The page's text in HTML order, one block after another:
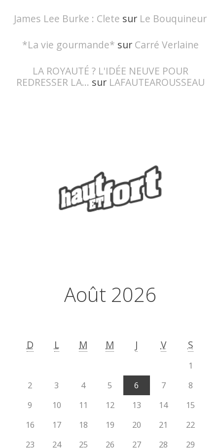
James Lee Burke : Clete sur Le Bouquineur
*La vie gourmande* sur Carré Verlaine
LA ROYAUTÉ ? L'IDÉE NEUVE POUR
REDRESSER LA... sur LAFAUTEAROUSSEAU
Août 2026
D L M M J V S
1
2
3 4 5 6 7
8
9
10 11 12 13 14
15
16
17 18 19 20 21
22
23
24 25 26 27 28
29